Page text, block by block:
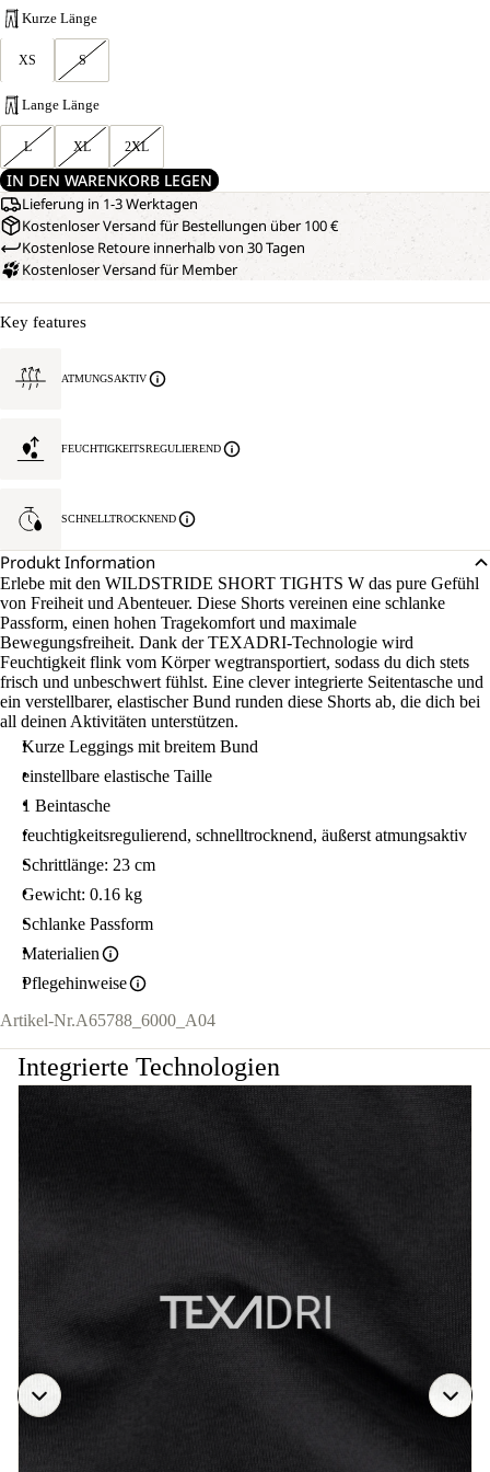
Kurze Länge
XS S
Lange Länge
L XL 2XL
IN DEN WARENKORB LEGEN
Lieferung in 1-3 Werktagen
Kostenloser Versand für Bestellungen über 100 €
Kostenlose Retoure innerhalb von 30 Tagen
Kostenloser Versand für Member
Key features
ATMUNGSAKTIV
FEUCHTIGKEITSREGULIEREND
SCHNELLTROCKNEND
Produkt Information
Erlebe mit den WILDSTRIDE SHORT TIGHTS W das pure Gefühl
von Freiheit und Abenteuer. Diese Shorts vereinen eine schlanke
Passform, einen hohen Tragekomfort und maximale
Bewegungsfreiheit. Dank der TEXADRI-Technologie wird
Feuchtigkeit flink vom Körper wegtransportiert, sodass du dich stets
frisch und unbeschwert fühlst. Eine clever integrierte Seitentasche und
ein verstellbarer, elastischer Bund runden diese Shorts ab, die dich bei
all deinen Aktivitäten unterstützen.
Kurze Leggings mit breitem Bund
einstellbare elastische Taille
1 Beintasche
feuchtigkeitsregulierend, schnelltrocknend, äußerst atmungsaktiv
Schrittlänge: 23 cm
Gewicht: 0.16 kg
Schlanke Passform
Materialien
Pflegehinweise
Artikel-Nr.A65788_6000_A04
Integrierte Technologien